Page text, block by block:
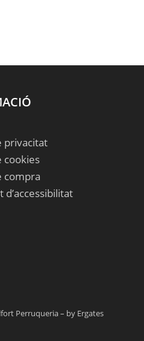
privacitat
cookies
compra
d’accessibilitat
Perruqueria – by Ergates